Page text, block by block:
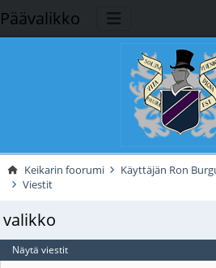
Päävalikko
Keikarin foorumi Käyttäjän Ron
Viestit
valikko
Näytä viestit